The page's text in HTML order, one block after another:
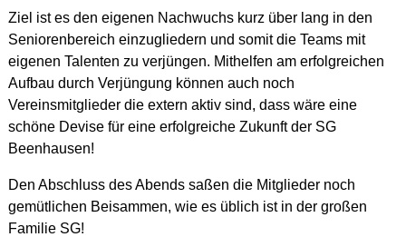
Ziel ist es den eigenen Nachwuchs kurz über lang in den
Seniorenbereich einzugliedern und somit die Teams mit
eigenen Talenten zu verjüngen. Mithelfen am erfolgreichen
Aufbau durch Verjüngung können auch noch
Vereinsmitglieder die extern aktiv sind, dass wäre eine
schöne Devise für eine erfolgreiche Zukunft der SG
Beenhausen!
Den Abschluss des Abends saßen die Mitglieder noch
gemütlichen Beisammen, wie es üblich ist in der großen
Familie SG!